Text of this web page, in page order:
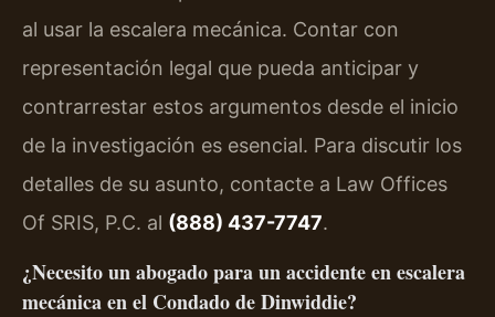
al usar la escalera mecánica. Contar con
representación legal que pueda anticipar y
contrarrestar estos argumentos desde el inicio
de la investigación es esencial. Para discutir los
detalles de su asunto, contacte a Law Offices
Of SRIS, P.C. al (888) 437-7747.
¿Necesito un abogado para un accidente en escalera
mecánica en el Condado de Dinwiddie?